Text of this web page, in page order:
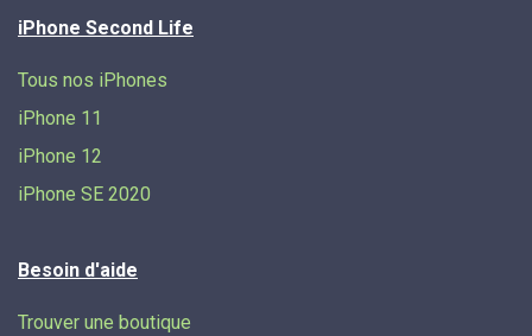
iPhone Second Life
Tous nos iPhones
iPhone 11
iPhone 12
iPhone SE 2020
Besoin d'aide
Trouver une boutique